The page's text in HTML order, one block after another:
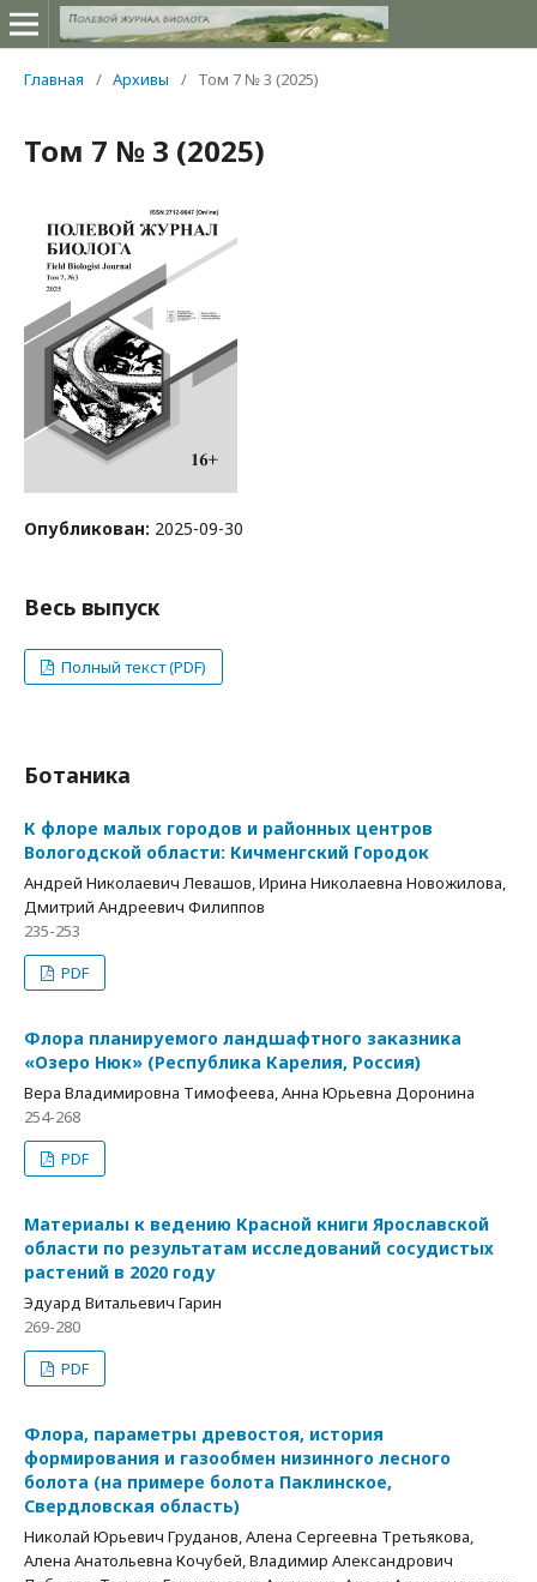
Главная / Архивы / Том 7 № 3 (2025)
Том 7 № 3 (2025)
Опубликован: 2025-09-30
Весь выпуск
Полный текст (PDF)
Ботаника
К флоре малых городов и районных центров
Вологодской области: Кичменгский Городок
Андрей Николаевич Левашов, Ирина Николаевна Новожилова,
Дмитрий Андреевич Филиппов
235-253
PDF
Флора планируемого ландшафтного заказника
«Озеро Нюк» (Республика Карелия, Россия)
Вера Владимировна Тимофеева, Анна Юрьевна Доронина
254-268
PDF
Материалы к ведению Красной книги Ярославской
области по результатам исследований сосудистых
растений в 2020 году
Эдуард Витальевич Гарин
269-280
PDF
Флора, параметры древостоя, история
формирования и газообмен низинного лесного
болота (на примере болота Паклинское,
Свердловская область)
Николай Юрьевич Груданов, Алена Сергеевна Третьякова,
Алена Анатольевна Кочубей, Владимир Александрович